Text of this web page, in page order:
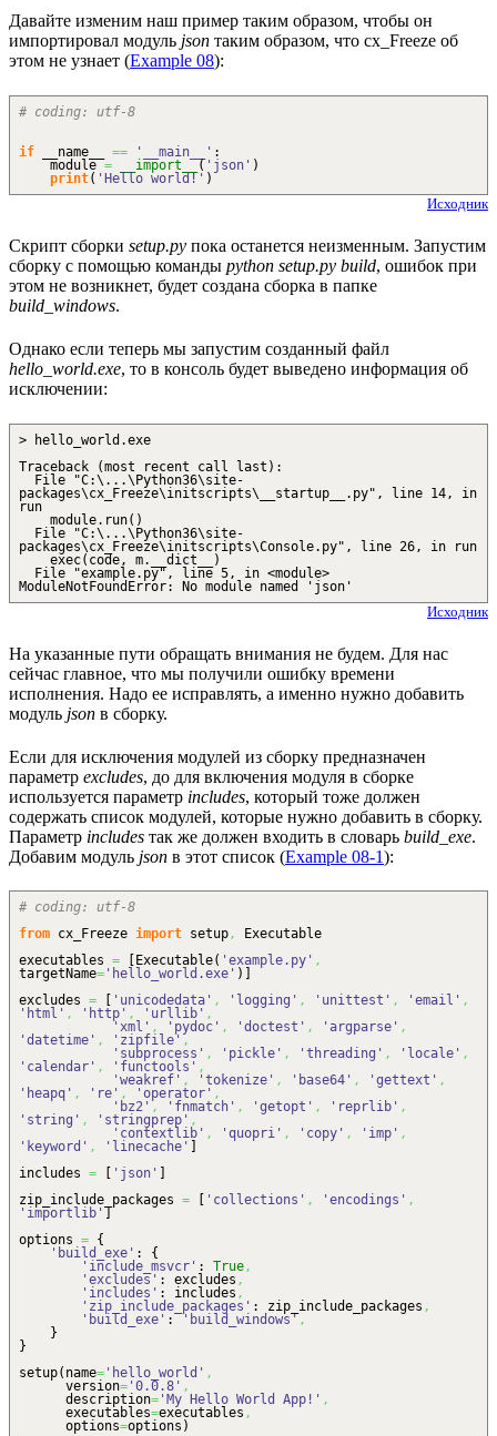
Давайте изменим наш пример таким образом, чтобы он
импортировал модуль json таким образом, что cx_Freeze об
этом не узнает (Example 08):
# coding: utf-8
if __name__ == '__main__' :
module= __import__('json' )
print( 'Hello world!' )
Исходник
Скрипт сборки setup.py пока останется неизменным. Запустим
сборку с помощью команды python setup.py build, ошибок при
этом не возникнет, будет создана сборка в папке
build_windows.
Однако если теперь мы запустим созданный файл
hello_world.exe, то в консоль будет выведено информация об
исключении:
> hello_world.exe
Traceback (most recent call last):
File "C:\...\Python36\site-
packages\cx_Freeze\initscripts\__startup__.py", line 14, in
run
module.run()
File "C:\...\Python36\site-
packages\cx_Freeze\initscripts\Console.py", line 26, in run
exec(code, m.__dict__)
File "example.py", line 5, in <module>
ModuleNotFoundError: No module named 'json'
Исходник
На указанные пути обращать внимания не будем. Для нас
сейчас главное, что мы получили ошибку времени
исполнения. Надо ее исправлять, а именно нужно добавить
модуль json в сборку.
Если для исключения модулей из сборку предназначен
параметр excludes, до для включения модуля в сборке
используется параметр includes, который тоже должен
содержать список модулей, которые нужно добавить в сборку.
Параметр includes так же должен входить в словарь build_exe.
Добавим модуль json в этот список (Example 08-1):
# coding: utf-8
from cx_Freeze import setup,
Executable
executables = Executable( 'example.py' ,
targetName= 'hello_world.exe' )
excludes = 'unicodedata' , 'logging' , 'unittest' , 'email' ,
'html' , 'http' , 'urllib' ,
'xml' , 'pydoc' , 'doctest' , 'argparse' ,
'datetime' , 'zipfile' ,
'subprocess' , 'pickle' , 'threading' , 'locale' ,
'calendar' , 'functools' ,
'weakref' , 'tokenize' , 'base64' , 'gettext' ,
'heapq' , 're' , 'operator' ,
'bz2' , 'fnmatch' , 'getopt' , 'reprlib' ,
'string' , 'stringprep' ,
'contextlib' , 'quopri' , 'copy' , 'imp' ,
'keyword' , 'linecache'
includes = 'json'
zip_include_packages = 'collections' , 'encodings' ,
'importlib'
options = {
'build_exe' : {
'include_msvcr' : True,
'excludes' : excludes ,
'includes' : includes ,
'zip_include_packages' : zip_include_packages ,
'build_exe' : 'build_windows' ,
}
}
setup( name= 'hello_world' ,
version= '0.0.8' ,
description= 'My Hello World App!' ,
executables=executables ,
options=options )